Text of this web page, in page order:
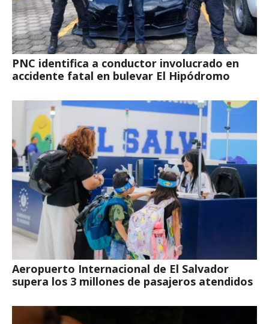
PNC identifica a conductor involucrado en
accidente fatal en bulevar El Hipódromo
Aeropuerto Internacional de El Salvador
supera los 3 millones de pasajeros atendidos